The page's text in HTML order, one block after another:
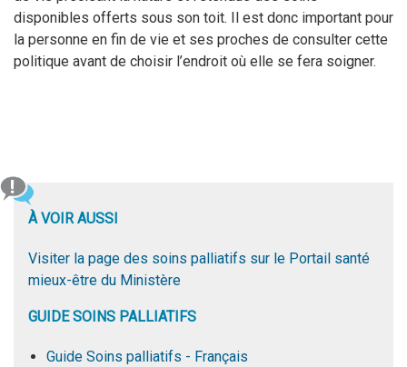
disponibles offerts sous son toit. Il est donc important pour
la personne en fin de vie et ses proches de consulter cette
politique avant de choisir l’endroit où elle se fera soigner.
À VOIR AUSSI
Visiter la page des soins palliatifs sur le Portail santé
mieux-être du Ministère
GUIDE SOINS PALLIATIFS
Guide Soins palliatifs - Français